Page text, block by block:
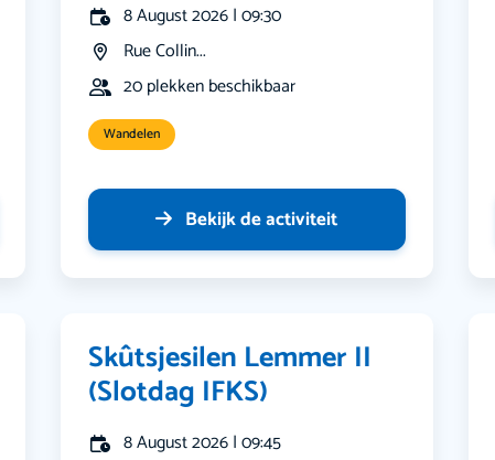
8 August 2026 | 09:30
Rue Collin...
20 plekken beschikbaar
Wandelen
Bekijk de activiteit
Skûtsjesilen Lemmer II
(Slotdag IFKS)
8 August 2026 | 09:45